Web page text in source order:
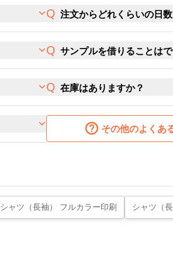
注文からどれくらいの日
サンプルを借りることは
在庫はありますか？
その他のよくあ
シャツ（長袖） フルカラー印刷 シャツ（